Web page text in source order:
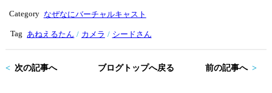
tte
r
bo
ok
Category なぜなにバーチャルキャスト
Tag あねえるたん カメラ シードさん
次の記事へ ブログトップへ戻る 前の記事へ